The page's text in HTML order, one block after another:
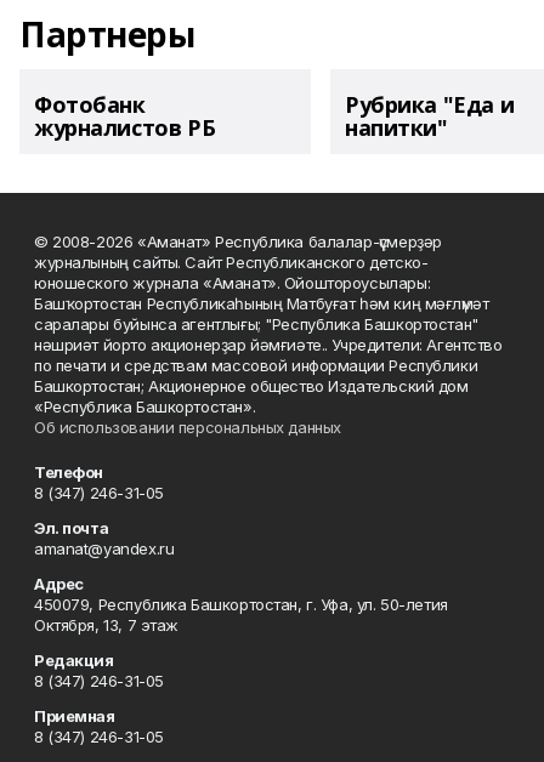
Партнеры
Фотобанк
журналистов РБ
Рубрика "Еда и
напитки"
© 2008-2026 «Аманат» Республика балалар-үҫмерҙәр
журналының сайты. Сайт Республиканского детско-
юношеского журнала «Аманат». Ойоштороусылары:
Башҡортостан Республикаһының Матбуғат һәм киң мәғлүмәт
саралары буйынса агентлығы; "Республика Башкортостан"
нәшриәт йорто акционерҙар йәмғиәте.. Учредители: Агентство
по печати и средствам массовой информации Республики
Башкортостан; Акционерное общество Издательский дом
«Республика Башкортостан».
Об использовании персональных данных
Телефон
8 (347) 246-31-05
Эл. почта
amanat@yandex.ru
Адрес
450079, Республика Башкортостан, г. Уфа, ул. 50-летия
Октября, 13, 7 этаж
Редакция
8 (347) 246-31-05
Приемная
8 (347) 246-31-05